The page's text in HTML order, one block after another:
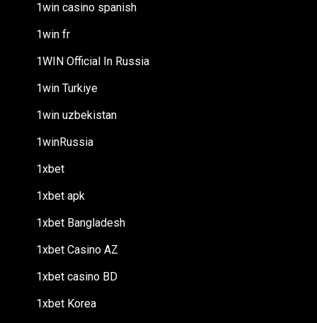
1win casino spanish
1win fr
1WIN Official In Russia
1win Turkiye
1win uzbekistan
1winRussia
1xbet
1xbet apk
1xbet Bangladesh
1xbet Casino AZ
1xbet casino BD
1xbet Korea